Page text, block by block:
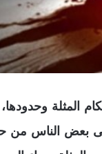
المثلة
بعض الناس من